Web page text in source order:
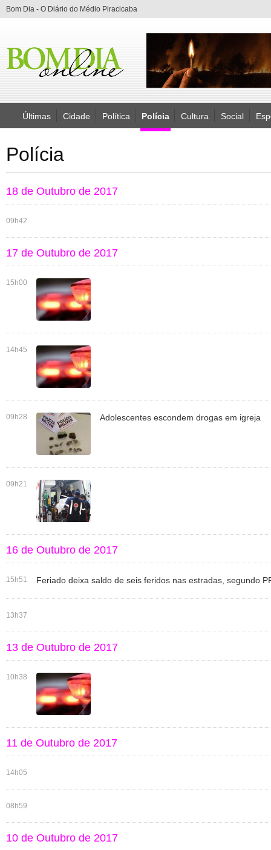
Bom Dia - O Diário do Médio Piracicaba
Últimas Cidade Política Polícia Cultura Social
Polícia
18 de Outubro de 2017
09h42
17 de Outubro de 2017
15h00
14h45
09h28 Adolescentes escondem drogas em igreja
09h21
16 de Outubro de 2017
15h51 Feriado deixa saldo de seis feridos nas estradas, segundo
13h37
13 de Outubro de 2017
10h38
11 de Outubro de 2017
14h05
08h59
10 de Outubro de 2017